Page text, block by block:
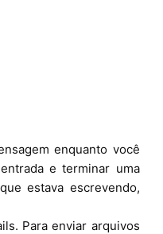
enquanto você
e terminar uma
estava escrevendo,
Para enviar arquivos